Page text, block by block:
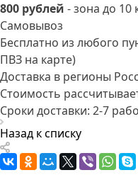
800 рублей - зона до
Самовывоз
Бесплатно из любого
ПВЗ на карте)
Доставка в регионы
Стоимость
Сроки доставки: 2-7
Назад к списку